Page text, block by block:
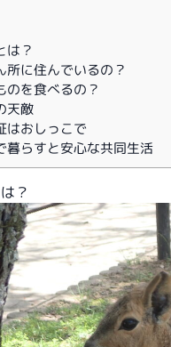
は？
所に住んでいるの？
のを食べるの？
天敵
はおしっこで
暮らすと安心な共同生活
？